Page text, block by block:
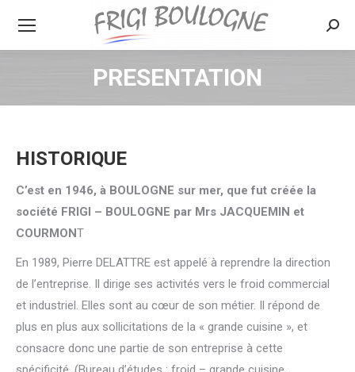
PRESENTATION
HISTORIQUE
C’est en 1946, à BOULOGNE sur mer, que fut créée la
société FRIGI – BOULOGNE par Mrs JACQUEMIN et
COURMONT
En 1989, Pierre DELATTRE est appelé à reprendre la direction
de l’entreprise. Il dirige ses activités vers le froid commercial
et industriel. Elles sont au cœur de son métier. Il répond de
plus en plus aux sollicitations de la « grande cuisine », et
consacre donc une partie de son entreprise à cette